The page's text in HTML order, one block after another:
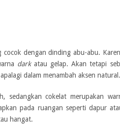
dengan dinding abu-abu.
darkatau gelap. Akan tetapi
dalam menambah aksen natural.
sedangkan cokelat merupakan
pada ruangan seperti dapur
hangat.